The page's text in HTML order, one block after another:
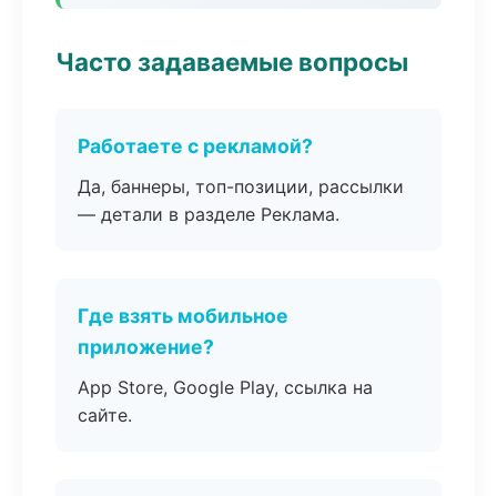
Часто задаваемые вопросы
Работаете с рекламой?
Да, баннеры, топ-позиции, рассылки
— детали в разделе Реклама.
Где взять мобильное
приложение?
App Store, Google Play, ссылка на
сайте.